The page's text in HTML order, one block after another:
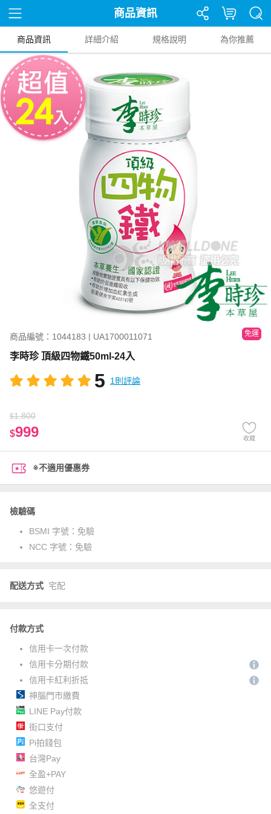
商品資訊
商品資訊 詳細介紹 規格說明 為你推薦
商品編號：1044183 | UA1700011071 免運
李時珍 頂級四物鐵50ml-24入
5 1則評論
$1,800
$999 收藏
※不適用優惠券
檢驗碼
BSMI 字號： 免驗
NCC 字號： 免驗
配送方式 宅配
付款方式
信用卡一次付款
信用卡分期付款
信用卡紅利折抵
神腦門市繳費
LINE Pay付款
街口支付
Pi拍錢包
台灣Pay
全盈+PAY
悠遊付
全支付